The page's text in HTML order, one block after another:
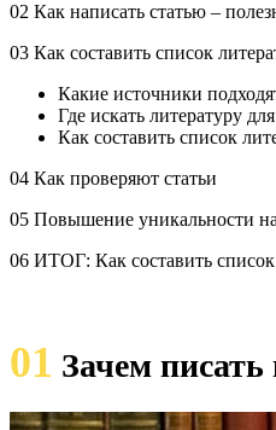
02 Как написать статью –
03 Как составить список
Какие источники
Где искать литературу
Как составить список
04 Как проверяют статьи
05 Повышение уникальности
06 ИТОГ: Как составить
01 Зачем